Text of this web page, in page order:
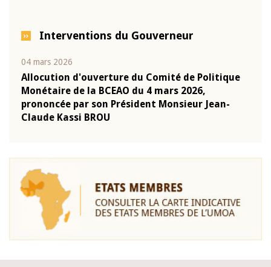
Interventions du Gouverneur
04 mars 2026
Allocution d'ouverture du Comité de Politique
Monétaire de la BCEAO du 4 mars 2026,
prononcée par son Président Monsieur Jean-
Claude Kassi BROU